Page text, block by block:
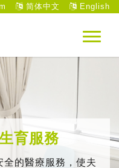
简体中文 English
育服務
的醫療服務，使夫